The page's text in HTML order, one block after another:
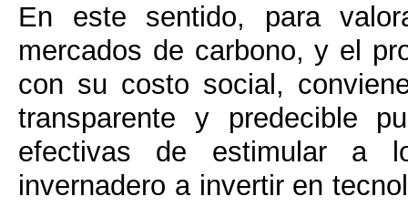
En este sentido, para
mercados de carbono, y el
con su costo social,
transparente y predecible
efectivas de estimular a
invernadero a invertir en